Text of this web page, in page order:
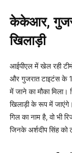
केकेआर,
खिलाड़ी
आईपीएल में खेल रही
और गुजरात टाइटंस के
में जाने का मौका मिला।
खिलाड़ी के रूप में
गिल का नाम है, वो भी
जिनके अर्शदीप सिंह को